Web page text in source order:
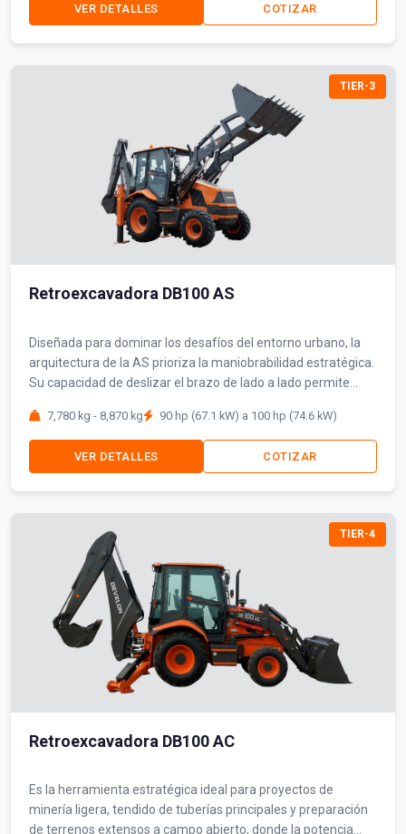
VER DETALLES COTIZAR
TIER-3
Retroexcavadora DB100 AS
Diseñada para dominar los desafíos del entorno urbano, la
arquitectura de la AS prioriza la maniobrabilidad estratégica.
Su capacidad de deslizar el brazo de lado a lado permite
interferir con el tráfico ni comprometer la seguridad,
asegurando una ejecución limpia en sitios de obra saturados.
7,780 kg - 8,870 kg 90 hp (67.1 kW) a 100 hp (74.6 kW)
VER DETALLES COTIZAR
TIER-4
Retroexcavadora DB100 AC
Es la herramienta estratégica ideal para proyectos de
minería ligera, tendido de tuberías principales y preparación
de terrenos extensos a campo abierto, donde la potencia